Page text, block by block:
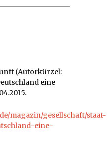
(Autorkürzel:
eine
magazin/gesellschaft/staat-
eine-